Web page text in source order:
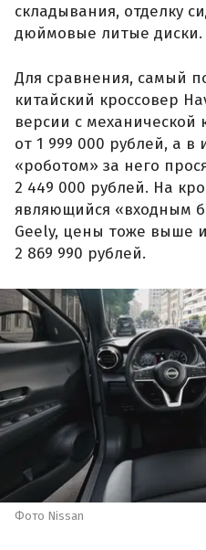
складывания, отделку
дюймовые литые диски.
Для сравнения, самый
китайский кроссовер
версии с механической
от 1 999 000 рублей, а в
«роботом» за него
2 449 000 рублей. На
являющийся «входным
Geely, цены тоже выше
2 869 990 рублей.
Фото Nissan